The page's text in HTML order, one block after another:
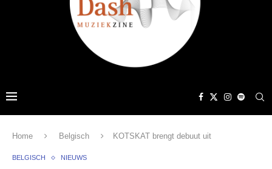
Home Belgisch KOTSKAT brengt debuut uit
BELGISCH NIEUWS